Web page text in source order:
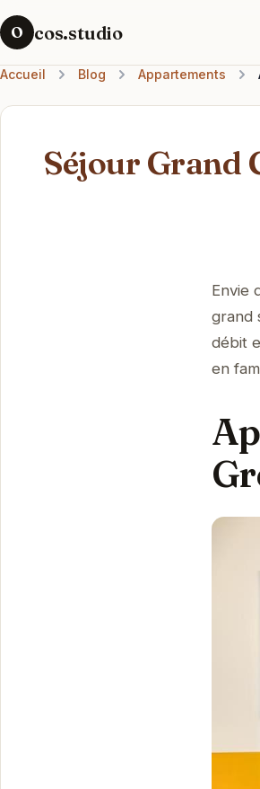
O cos.studio
Accueil Blog Appartements
Séjour Grand
Envie
grand
débit
en